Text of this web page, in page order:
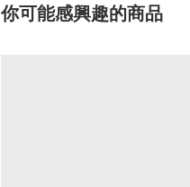
你可能感興趣的商品